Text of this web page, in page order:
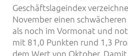
Geschäftslageindex
November einen
als noch im Vormonat und
mit 81,0 Punkten rund 1,3
dem Wert von Oktober.